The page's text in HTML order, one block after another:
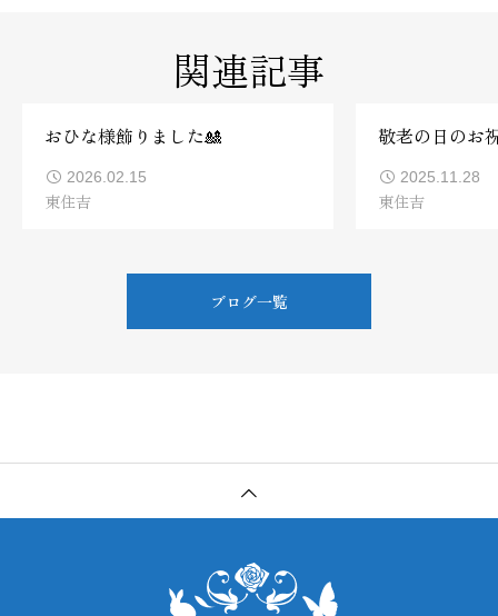
関連記事
おひな様飾りました🎎
2026.02.15
東住吉
敬老の日のお
2025.11.28
東住吉
ブログ一覧